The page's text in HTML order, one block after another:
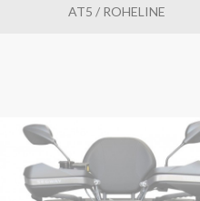
AT5 / ROHELINE